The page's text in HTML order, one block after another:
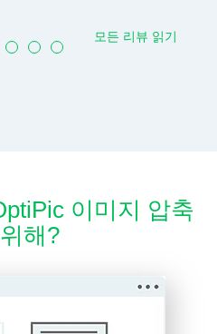
모든 리뷰 읽기
이미지 압축
해?